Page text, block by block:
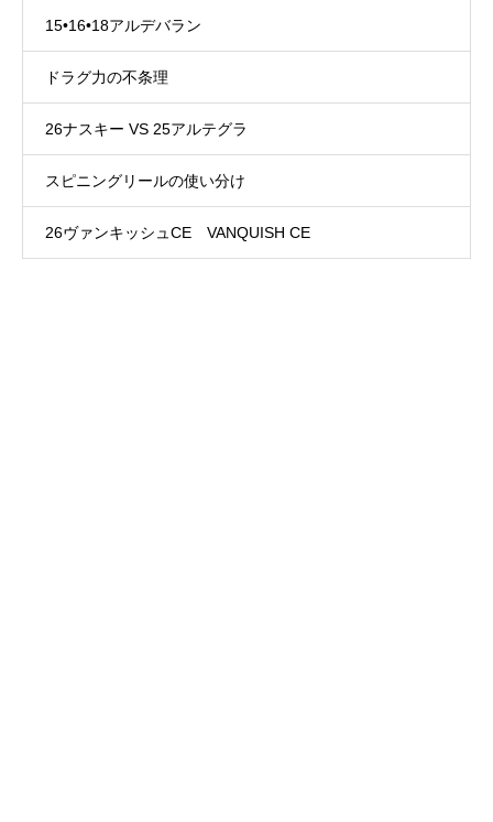
15•16•18アルデバラン
ドラグ力の不条理
26ナスキー VS 25アルテグラ
スピニングリールの使い分け
26ヴァンキッシュCE VANQUISH CE